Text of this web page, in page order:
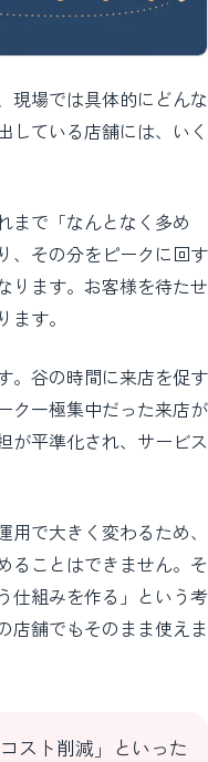
現場では具体的にどんな
している店舗には、いく
まで「なんとなく多め
、その分をピークに回す
ります。お客様を待たせ
す。
。谷の時間に来店を促す
ク一極集中だった来店が
が平準化され、サービス
で大きく変わるため、
ることはできません。そ
仕組みを作る」という考
店舗でもそのまま使えま
スト削減」といった